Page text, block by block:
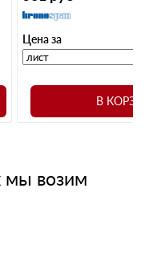
Цена за
В
мы возим